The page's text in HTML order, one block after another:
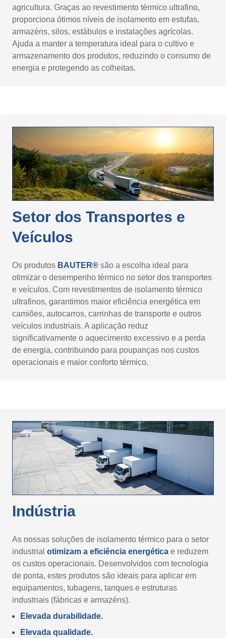
agricultura. Graças ao revestimento térmico ultrafino,
proporciona ótimos níveis de isolamento em estufas,
armazéns, silos, estábulos e instalações agrícolas.
Ajuda a manter a temperatura ideal para o cultivo e
armazenamento dos produtos, reduzindo o consumo de
energia e protegendo as colheitas.
Setor dos Transportes e
Veículos
Os produtos BAUTER® são a escolha ideal para
otimizar o desempenho térmico no setor dos transportes
e veículos. Com revestimentos de isolamento térmico
ultrafinos, garantimos maior eficiência energética em
camiões, autocarros, carrinhas de transporte e outros
veículos industriais. A aplicação reduz
significativamente o aquecimento excessivo e a perda
de energia, contribuindo para poupanças nos custos
operacionais e maior conforto térmico.
Indústria
As nossas soluções de isolamento térmico para o setor
industrial otimizam a eficiência energética e reduzem
os custos operacionais. Desenvolvidos com tecnologia
de ponta, estes produtos são ideais para aplicar em
equipamentos, tubagens, tanques e estruturas
industriais (fábricas e armazéns).
Elevada durabilidade.
Elevada qualidade.